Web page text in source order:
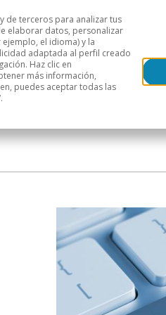
Áreas geográficas
de terceros para analizar tus
elaborar datos, personalizar
el idioma) y la
adaptada al perfil creado
Haz clic en
más información,
puedes aceptar todas las